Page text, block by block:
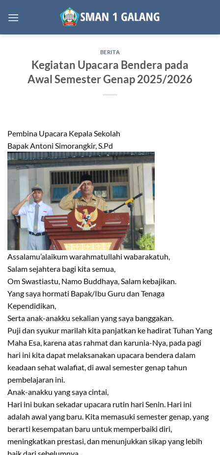
BERITA
Kegiatan Upacara Bendera pada
Awal Semester Genap 2025/2026
Pembina Upacara Kepala Sekolah
Bapak Antoni Simorangkir, S.Pd
Assalamu’alaikum warahmatullahi wabarakatuh,
Salam sejahtera bagi kita semua,
Om Swastiastu, Namo Buddhaya, Salam kebajikan.
Yang saya hormati Bapak/Ibu Guru dan Tenaga
Kependidikan,
Serta anak-anakku sekalian yang saya banggakan.
Puji dan syukur marilah kita panjatkan ke hadirat Tuhan Yang
Maha Esa, karena atas rahmat dan karunia-Nya, pada pagi
hari ini kita dapat melaksanakan upacara bendera dalam
keadaan sehat walafiat, di awal semester genap tahun
pembelajaran ini.
Anak-anakku yang saya cintai,
Hari ini bukan sekadar upacara rutin hari Senin. Hari ini
adalah awal yang baru. Kita memasuki semester genap, yang
berarti kesempatan baru untuk memperbaiki diri,
meningkatkan prestasi, dan menunjukkan sikap yang lebih
baik dari sebelumnya.